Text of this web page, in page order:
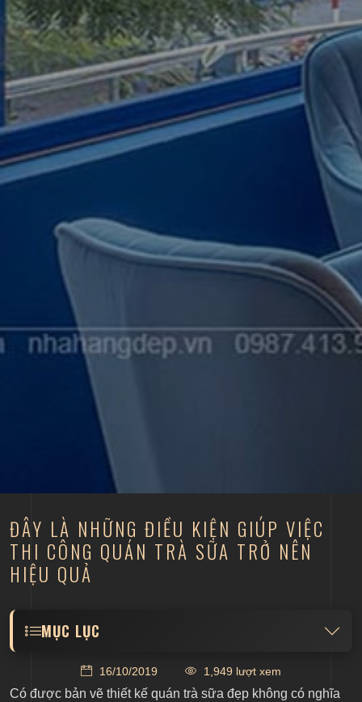
ĐÂY LÀ NHỮNG ĐIỀU KIỆN GIÚP VIỆC
THI CÔNG QUÁN TRÀ SỮA TRỞ NÊN
HIỆU QUẢ
MỤC LỤC
Quá trình thi công bám sát bản vẽ và luôn được
16/10/2019 1,949 lượt xem
Có được bản vẽ thiết kế quán trà sữa đẹp không có nghĩa